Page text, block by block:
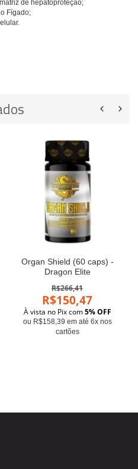
de hepatoproteção;
Fígado;
Organ Shield (60 caps) -
Dragon Elite
R$266,41
R$150,47
À vista no Pix com5% OFF
ou R$158,39 em até 6x nos
cartões